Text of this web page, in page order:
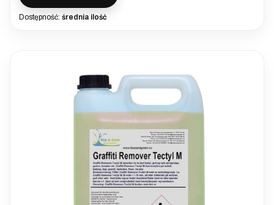
Dostępność: średnia ilość